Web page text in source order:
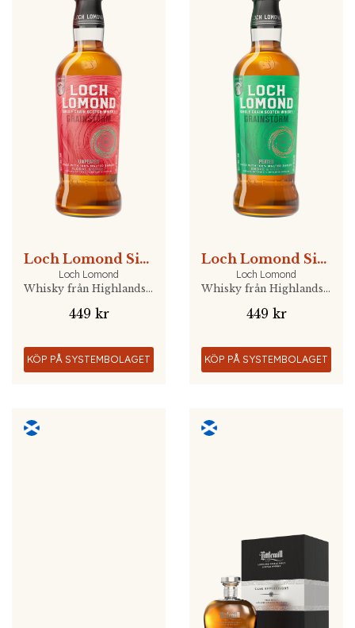
Loch Lomond Single Grain
Loch Lomond
Whisky från Highlands, Skottland
449 kr
KÖP PÅ SYSTEMBOLAGET
Loch Lomond Single Grain Peated
Loch Lomond
Whisky från Highlands, Skottland
449 kr
KÖP PÅ SYSTEMBOLAGET